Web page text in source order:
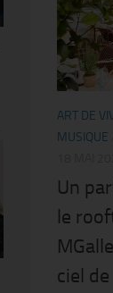
ART DE
MUSIQUE
Un
le
ciel